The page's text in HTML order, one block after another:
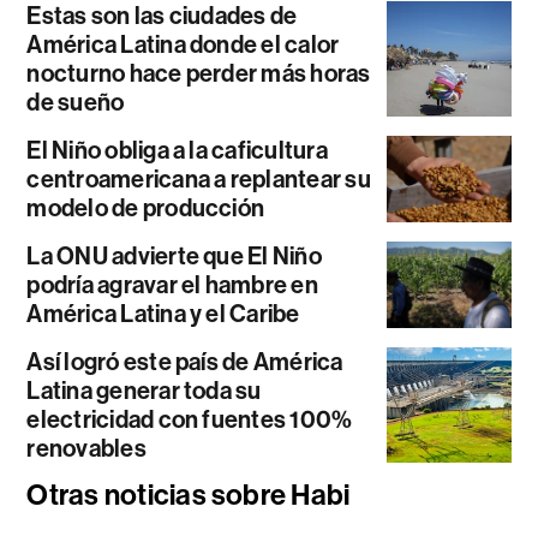
Estas son las ciudades de
América Latina donde el calor
nocturno hace perder más horas
de sueño
El Niño obliga a la caficultura
centroamericana a replantear su
modelo de producción
La ONU advierte que El Niño
podría agravar el hambre en
América Latina y el Caribe
Así logró este país de América
Latina generar toda su
electricidad con fuentes 100%
renovables
Otras noticias sobre Habi